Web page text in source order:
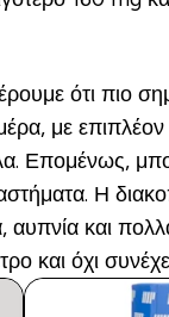
ότι πιο
με
Επομένως,
Η
και
και όχι